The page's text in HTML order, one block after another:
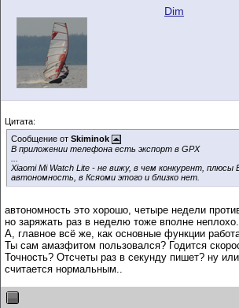
Dim
Цитата:
Сообщение от Skiminok
В приложении телефона есть экспорт в GPX
Xiaomi Mi Watch Lite - не вижу, в чем конкурент, плюсы
автономность, в Ксяоми этого и близко нет.
автономность это хорошо, четыре недели
но заряжать раз в неделю тоже вполне неплохо.
А, главное всё же, как основные функции
Ты сам амазфитом пользовался? Годится
Точность? Отсчеты раз в секунду пишет? ну
считается нормальным..